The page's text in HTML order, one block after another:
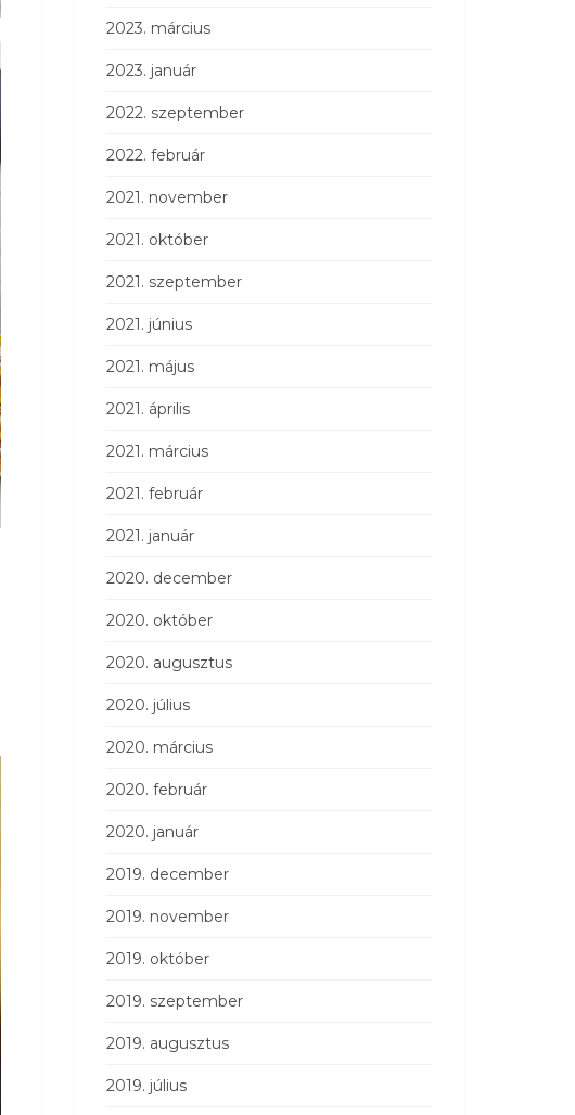
2023. március
2023. január
2022. szeptember
2022. február
2021. november
2021. október
2021. szeptember
2021. június
2021. május
2021. április
2021. március
2021. február
2021. január
2020. december
2020. október
2020. augusztus
2020. július
2020. március
2020. február
2020. január
2019. december
2019. november
2019. október
2019. szeptember
2019. augusztus
2019. július